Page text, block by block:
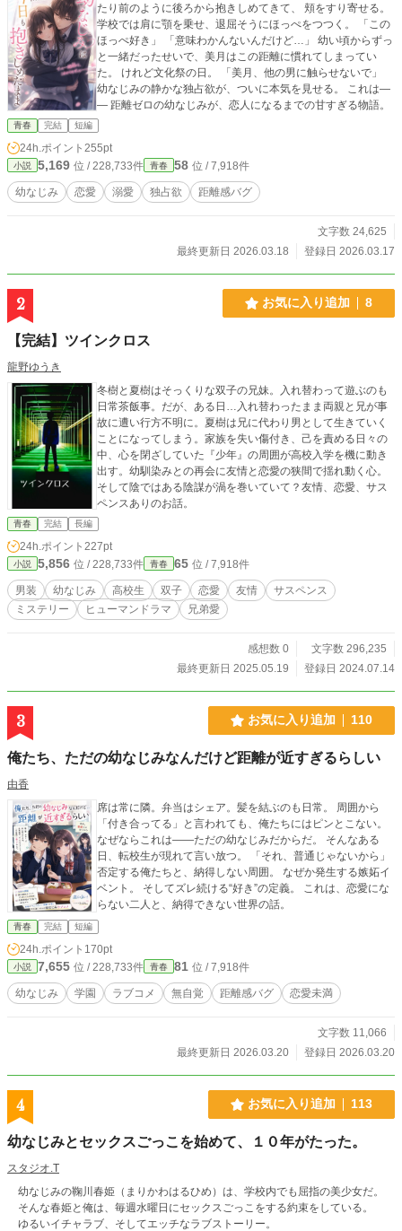
たり前のように後ろから抱きしめてきて、 頬をすり寄せる。
学校では肩に顎を乗せ、退屈そうにほっぺをつつく。 「この
ほっぺ好き」 「意味わかんないんだけど…」 幼い頃からずっ
と一緒だったせいで、美月はこの距離に慣れてしまってい
た。 けれど文化祭の日。 「美月、他の男に触らせないで」
幼なじみの静かな独占欲が、ついに本気を見せる。 これは―
― 距離ゼロの幼なじみが、恋人になるまでの甘すぎる物語。
青春 完結 短編
24h.ポイント 255pt
小説 5,169 位 / 228,733件 青春 58 位 / 7,918件
幼なじみ 恋愛 溺愛 独占欲 距離感バグ
文字数 24,625
最終更新日 2026.03.18
登録日 2026.03.17
2 お気に入り追加 8
【完結】ツインクロス
龍野ゆうき
冬樹と夏樹はそっくりな双子の兄妹。入れ替わって遊ぶのも
日常茶飯事。だが、ある日…入れ替わったまま両親と兄が事
故に遭い行方不明に。夏樹は兄に代わり男として生きていく
ことになってしまう。家族を失い傷付き、己を責める日々の
中、心を閉ざしていた『少年』の周囲が高校入学を機に動き
出す。幼馴染みとの再会に友情と恋愛の狭間で揺れ動く心。
そして陰ではある陰謀が渦を巻いていて？友情、恋愛、サス
ペンスありのお話。
青春 完結 長編
24h.ポイント 227pt
小説 5,856 位 / 228,733件 青春 65 位 / 7,918件
男装 幼なじみ 高校生 双子 恋愛 友情
サスペンス
ミステリー
ヒューマンドラマ 兄弟愛
感想数 0
文字数 296,235
最終更新日 2025.05.19
登録日 2024.07.14
3 お気に入り追加 110
俺たち、ただの幼なじみなんだけど距離が近すぎるらしい
由香
席は常に隣。弁当はシェア。髪を結ぶのも日常。 周囲から
「付き合ってる」と言われても、俺たちにはピンとこない。
なぜならこれは――ただの幼なじみだからだ。 そんなある
日、転校生が現れて言い放つ。 「それ、普通じゃないから」
否定する俺たちと、納得しない周囲。 なぜか発生する嫉妬イ
ベント。 そしてズレ続ける“好き”の定義。 これは、恋愛にな
らない二人と、納得できない世界の話。
青春 完結 短編
24h.ポイント 170pt
小説 7,655 位 / 228,733件 青春 81 位 / 7,918件
幼なじみ 学園 ラブコメ 無自覚 距離感バグ 恋愛未満
文字数 11,066
最終更新日 2026.03.20
登録日 2026.03.20
4 お気に入り追加 113
幼なじみとセックスごっこを始めて、１０年がたった。
スタジオ.T
幼なじみの鞠川春姫（まりかわはるひめ）は、学校内でも屈指の美少女だ。
そんな春姫と俺は、毎週水曜日にセックスごっこをする約束をしている。
ゆるいイチャラブ、そしてエッチなラブストーリー。